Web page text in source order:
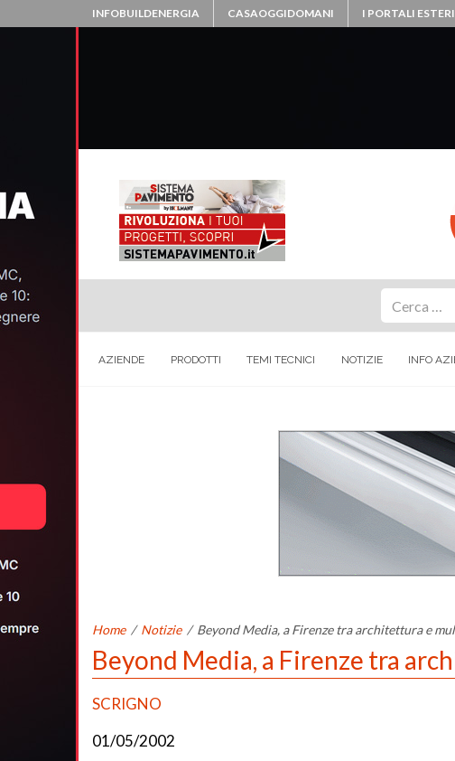
INFOBUILDENERGIA CASAOGGIDOMANI I PORTALI
AZIENDE PRODOTTI TEMI TECNICI NOTIZIE INFO
Home / Notizie / Beyond Media, a Firenze tra architettura e
Beyond Media, a Firenze tra
SCRIGNO
01/05/2002